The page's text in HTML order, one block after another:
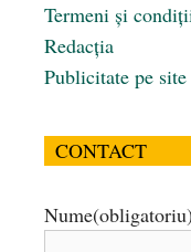
Termeni și
Redacția
Publicitate pe site
CONTACT
Nume(obligatoriu)